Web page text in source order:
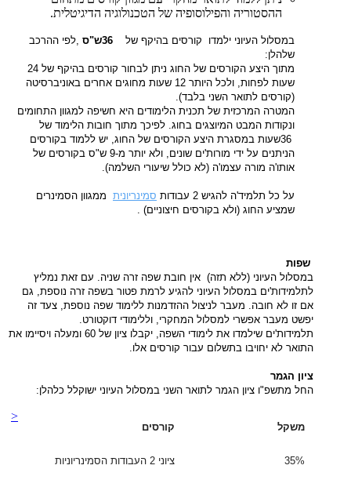
ההסטוריה והפילוסופיה של הטכנולוגיה הדיגיטלית.
במסלול העיוני ילמדו קורסים בהיקף של 36ש"ס לפי ההרכב
שלהלן:
מתוך היצע הקורסים של החוג ניתן לבחור קורסים בהיקף של 24
שעות לפחות, ולכל היותר 12 שעות מחוגים אחרים באוניברסיטה
(קורסים לתואר השני בלבד)
המטרה המרכזית של תכנית הלימודים היא חשיפה למגוון התחומים
ונקודות המבט המיוצגים בחוג. לפיכך מתוך חובות הלימוד של
36שעות במסגרת היצע הקורסים של החוג, יש ללמוד בקורסים
הניתנים על ידי מורות'ים שונים, ולא יותר מ-9 ש"ס בקורסים של
אותו'ה מורה עצמו'ה (לא כולל שיעורי השלמה)
על כל תלמיד'ה להגיש 2 עבודות סמינריונית ממגוון הסמינרים
שמציע החוג (ולא בקורסים חיצוניים)
שפות
במסלול העיוני (ללא תזה) אין חובת שפה זרה שניה. עם זאת נמליץ
לתלמידות'ים במסלול העיוני להגיע לרמת פטור בשפה זרה נוספת, גם
אם זו לא חובה. מעבר לניצול ההזדמנות ללימוד שפה נוספת, צעד זה
יפשט מעבר אפשרי למסלול המחקרי, וללימודי דוקטורט
תלמידות'ים שילמדו את לימודי השפה, יקבלו ציון של 60 ומעלה ויסיימו את
התואר לא יחויבו בתשלום עבור קורסים אלו
ציון הגמר
החל מתשפ"ו ציון הגמר לתואר השני במסלול העיוני ישוקלל כלהלן:
משקל קורסים
35% ציוני 2 העבודות הסמינריוניות
<